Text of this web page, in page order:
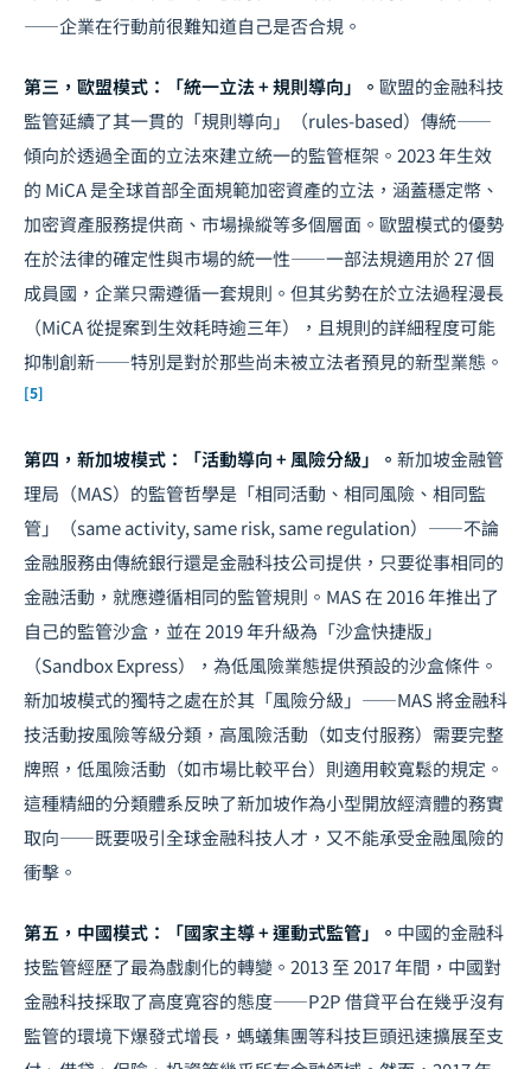
——企業在行動前很難知道自己是否合規。
第三，歐盟模式：「統一立法 + 規則導向」。 歐盟的金融科技
監管延續了其一貫的「規則導向」（rules-based）傳統——
傾向於透過全面的立法來建立統一的監管框架。2023 年生效
的 MiCA 是全球首部全面規範加密資產的立法，涵蓋穩定幣、
加密資產服務提供商、市場操縱等多個層面。歐盟模式的優勢
在於法律的確定性與市場的統一性——一部法規適用於 27 個
成員國，企業只需遵循一套規則。但其劣勢在於立法過程漫長
（MiCA 從提案到生效耗時逾三年），且規則的詳細程度可能
抑制創新——特別是對於那些尚未被立法者預見的新型業態。
[5]
第四，新加坡模式：「活動導向 + 風險分級」。 新加坡金融管
理局（MAS）的監管哲學是「相同活動、相同風險、相同監
管」（same activity, same risk, same regulation）——不論
金融服務由傳統銀行還是金融科技公司提供，只要從事相同的
金融活動，就應遵循相同的監管規則。MAS 在 2016 年推出了
自己的監管沙盒，並在 2019 年升級為「沙盒快捷版」
（Sandbox Express），為低風險業態提供預設的沙盒條件。
新加坡模式的獨特之處在於其「風險分級」——MAS 將金融科
技活動按風險等級分類，高風險活動（如支付服務）需要完整
牌照，低風險活動（如市場比較平台）則適用較寬鬆的規定。
這種精細的分類體系反映了新加坡作為小型開放經濟體的務實
取向——既要吸引全球金融科技人才，又不能承受金融風險的
衝擊。
第五，中國模式：「國家主導 + 運動式監管」。 中國的金融科
技監管經歷了最為戲劇化的轉變。2013 至 2017 年間，中國對
金融科技採取了高度寬容的態度——P2P 借貸平台在幾乎沒有
監管的環境下爆發式增長，螞蟻集團等科技巨頭迅速擴展至支